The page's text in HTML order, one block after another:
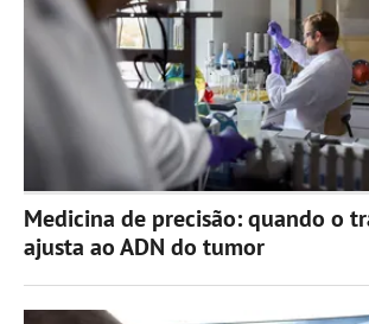
Medicina de precisão: quando o
ajusta ao ADN do tumor